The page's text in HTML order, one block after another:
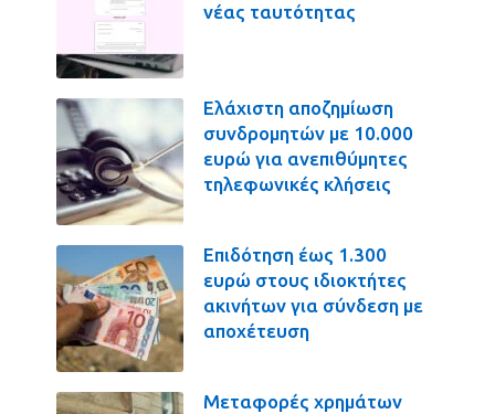
νέας ταυτότητας
Ελάχιστη αποζημίωση
συνδρομητών με 10.000
ευρώ για ανεπιθύμητες
τηλεφωνικές κλήσεις
Επιδότηση έως 1.300
ευρώ στους ιδιοκτήτες
ακινήτων για σύνδεση με
αποχέτευση
Μεταφορές χρημάτων